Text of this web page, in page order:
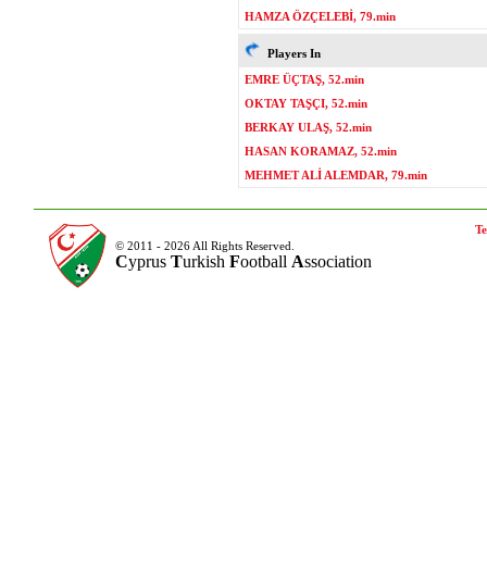
HAMZA ÖZÇELEBİ, 79.min
Players In
EMRE ÜÇTAŞ, 52.min
OKTAY TAŞÇI, 52.min
BERKAY ULAŞ, 52.min
HASAN KORAMAZ, 52.min
MEHMET ALİ ALEMDAR, 79.min
© 2011 - 2026 All Rights Reserved.
Cyprus Turkish Football Association